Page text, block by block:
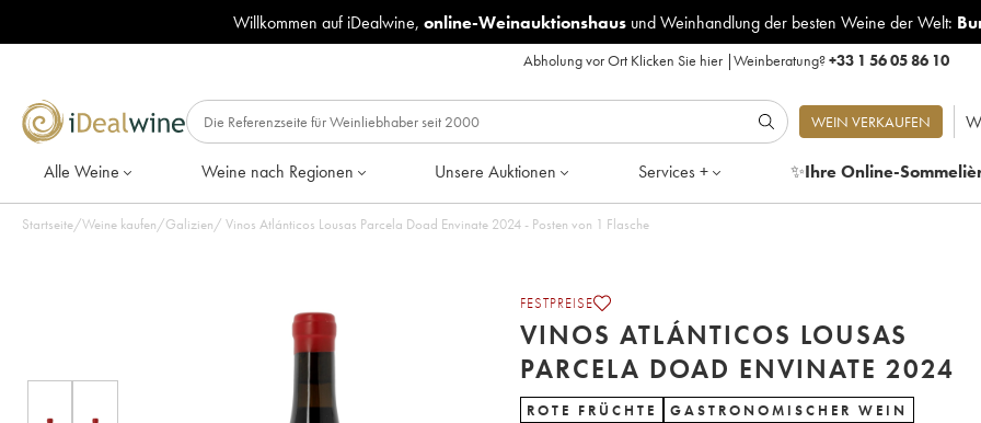
Willkommen auf iDealwine, online-Weinauktionshausund Weinhandlung der besten Weine der Welt:
Abholung vor Ort Klicken Sie hier|Weinberatung?+33 1 56 05 86 10
WEIN VERKAUFEN
Alle Weine Weine nach Regionen Unsere Auktionen Services + ✨Ihre Online-
Startseite/Weine kaufen/Galizien/ Vinos Atlánticos Lousas Parcela Doad Envinate 2024 - Posten von 1 Flasche
FESTPREISE
VINOS ATLÁNTICOS LOUSAS
PARCELA DOAD ENVINATE 2024
ROTE FRÜCHTE
GASTRONOMISCHER WEIN